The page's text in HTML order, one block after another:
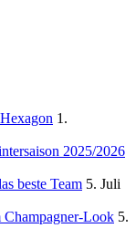
1.
2025/2026
beste Team 5. Juli
Champagner-Look 5.